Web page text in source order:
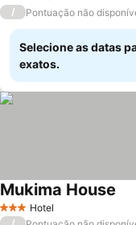
/
Pontuação não
Selecione as datas
exatos.
3 EstrelasHotel
Mukima House